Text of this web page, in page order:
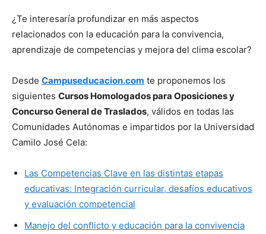
¿Te interesaría profundizar en más aspectos
relacionados con la educación para la convivencia,
aprendizaje de competencias y mejora del clima escolar?
Desde Campuseducacion.com te proponemos los
siguientes Cursos Homologados para Oposiciones y
Concurso General de Traslados, válidos en todas las
Comunidades Autónomas e impartidos por la Universidad
Camilo José Cela:
Las Competencias Clave en las distintas etapas
educativas: Integración curricular, desafíos educativos
y evaluación competencial
Manejo del conflicto y educación para la convivencia